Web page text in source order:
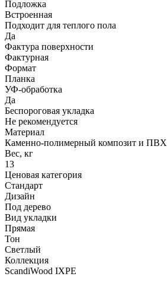
Подложка
Встроенная
Подходит для теплого пола
Да
Фактура поверхности
Фактурная
Формат
Планка
УФ-обработка
Да
Беспороговая укладка
Не рекомендуется
Материал
Каменно-полимерный композит и ПВХ
Вес, кг
13
Ценовая категория
Стандарт
Дизайн
Под дерево
Вид укладки
Прямая
Тон
Светлый
Коллекция
ScandiWood IXPE